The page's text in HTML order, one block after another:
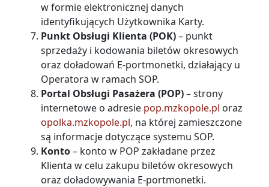
w formie elektronicznej danych
identyfikujących Użytkownika Karty.
Punkt Obsługi Klienta (POK)– punkt
sprzedaży i kodowania biletów okresowych
oraz doładowań E-portmonetki, działający u
Operatora w ramach SOP.
Portal Obsługi Pasażera (POP)– strony
internetowe o adresie pop.mzkopole.pl oraz
opolka.mzkopole.pl, na której zamieszczone
są informacje dotyczące systemu SOP.
Konto– konto w POP zakładane przez
Klienta w celu zakupu biletów okresowych
oraz doładowywania E-portmonetki.